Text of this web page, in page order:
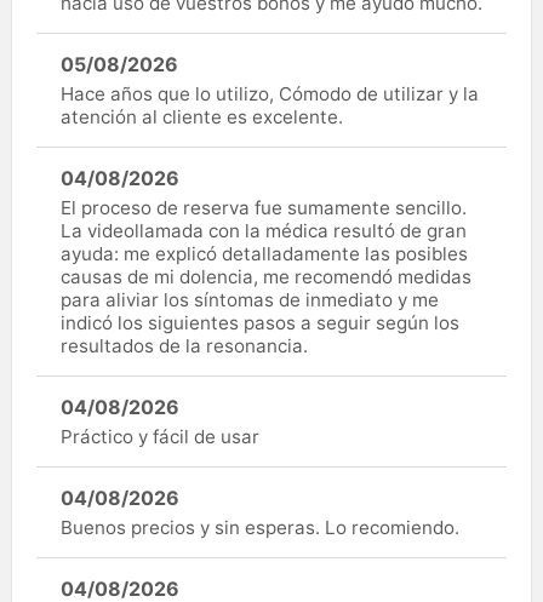
05/08/2026
Hace años que lo utilizo, Cómodo de utilizar y la
atención al cliente es excelente.
04/08/2026
El proceso de reserva fue sumamente sencillo.
La videollamada con la médica resultó de gran
ayuda: me explicó detalladamente las posibles
causas de mi dolencia, me recomendó medidas
para aliviar los síntomas de inmediato y me
indicó los siguientes pasos a seguir según los
resultados de la resonancia.
04/08/2026
Práctico y fácil de usar
04/08/2026
Buenos precios y sin esperas. Lo recomiendo.
04/08/2026